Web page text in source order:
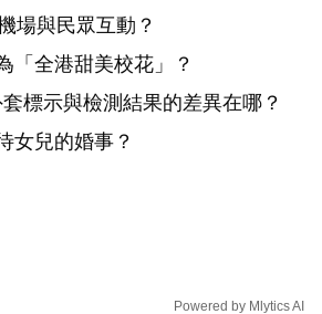
場與民眾互動？
「全港甜美校花」？
標示與檢測結果的差異在哪？
女兒的婚事？
Powered by Mlytics AI